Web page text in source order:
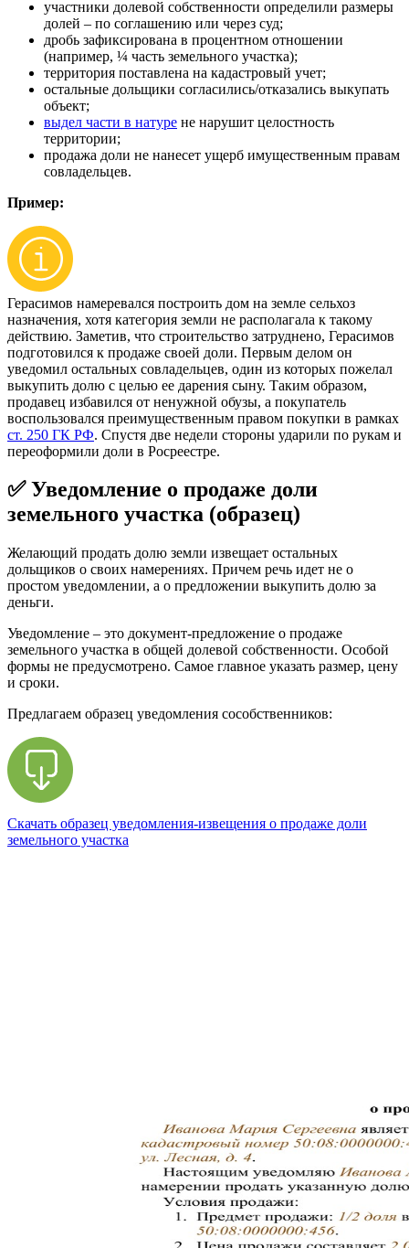
участники долевой собственности определили размеры
долей – по соглашению или через суд;
дробь зафиксирована в процентном отношении
(например, ¼ часть земельного участка);
территория поставлена на кадастровый учет;
остальные дольщики согласились/отказались выкупать
объект;
выдел части в натуре не нарушит целостность
территории;
продажа доли не нанесет ущерб имущественным правам
совладельцев.
Пример:
Герасимов намеревался построить дом на земле сельхоз
назначения, хотя категория земли не располагала к такому
действию. Заметив, что строительство затруднено, Герасимов
подготовился к продаже своей доли. Первым делом он
уведомил остальных совладельцев, один из которых пожелал
выкупить долю с целью ее дарения сыну. Таким образом,
продавец избавился от ненужной обузы, а покупатель
воспользовался преимущественным правом покупки в рамках
ст. 250 ГК РФ. Спустя две недели стороны ударили по рукам и
переоформили доли в Росреестре.
✅ Уведомление о продаже доли
земельного участка (образец)
Желающий продать долю земли извещает остальных
дольщиков о своих намерениях. Причем речь идет не о
простом уведомлении, а о предложении выкупить долю за
деньги.
Уведомление – это документ-предложение о продаже
земельного участка в общей долевой собственности. Особой
формы не предусмотрено. Самое главное указать размер, цену
и сроки.
Предлагаем образец уведомления сособственников:
Скачать образец уведомления-извещения о продаже доли
земельного участка